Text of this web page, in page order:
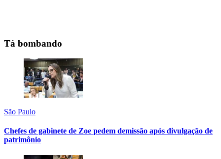
Tá bombando
São Paulo
Chefes de gabinete de Zoe pedem demissão após divulgação de
patrimônio